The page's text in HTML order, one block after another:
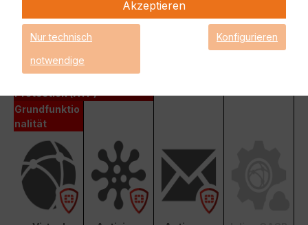
Fortinet Unified Threat Protection (UTP)
Unified Threat Protection (UTP)
Protection (ATP)
Grundfunktio
nalität
Akzeptieren
Nur technisch
notwendige
Konfigurieren